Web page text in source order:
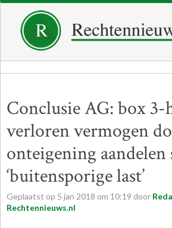
Conclusie AG: box
verloren vermogen
onteigening aandelen
‘buitensporige last’
Geplaatst op 5 jan 2018 om 10:19 door
Rechtennieuws.nl